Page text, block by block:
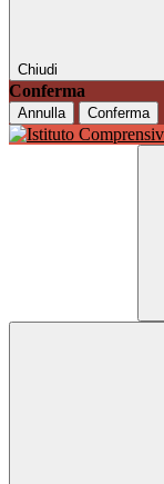
Chiudi
Conferma
Annulla Conferma